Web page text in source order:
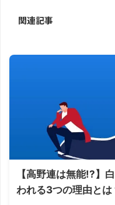
関連記事
【高野連は無能!?】
われる3つの理由とは